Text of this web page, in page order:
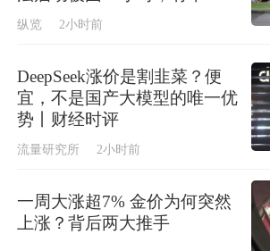
表示特定品牌只能手机解锁
纵览 2小时前
DeepSeek涨价是割韭菜？便
宜，不是国产大模型的唯一优
势丨财经时评
流量研究所 2小时前
一周大涨超7% 金价为何突然
上涨？背后两大推手